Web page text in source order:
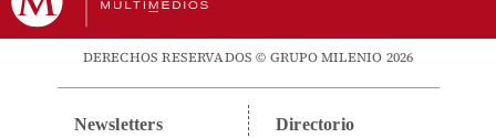
DERECHOS RESERVADOS © GRUPO MILENIO 2026
Newsletters Directorio